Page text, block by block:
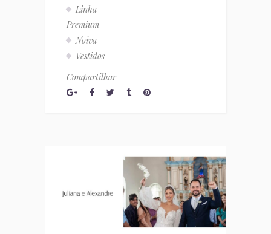
Linha
Premium
Noiva
Vestidos
Compartilhar